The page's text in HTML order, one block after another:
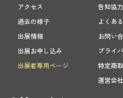
アクセス
過去の様子
出展情報
出展お申し込み
出展者専用ページ
告知協
よくあ
お問い
プライ
特定商
運営会社